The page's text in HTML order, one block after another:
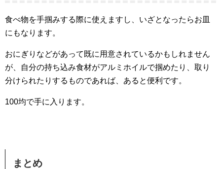
食べ物を手掴みする際に使えますし、いざとなったらお皿
にもなります。
おにぎりなどがあって既に用意されているかもしれません
が、自分の持ち込み食材がアルミホイルで掴めたり、取り
分けられたりするものであれば、あると便利です。
100均で手に入ります。
まとめ